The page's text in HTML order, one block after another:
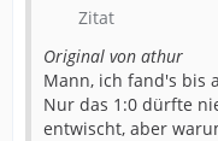
Zitat
Original von athur
Mann, ich fand's bis
Nur das 1:0 dürfte
entwischt, aber